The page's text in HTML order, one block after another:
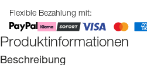
Flexible Bezahlung mit:
Produktinformationen
Beschreibung